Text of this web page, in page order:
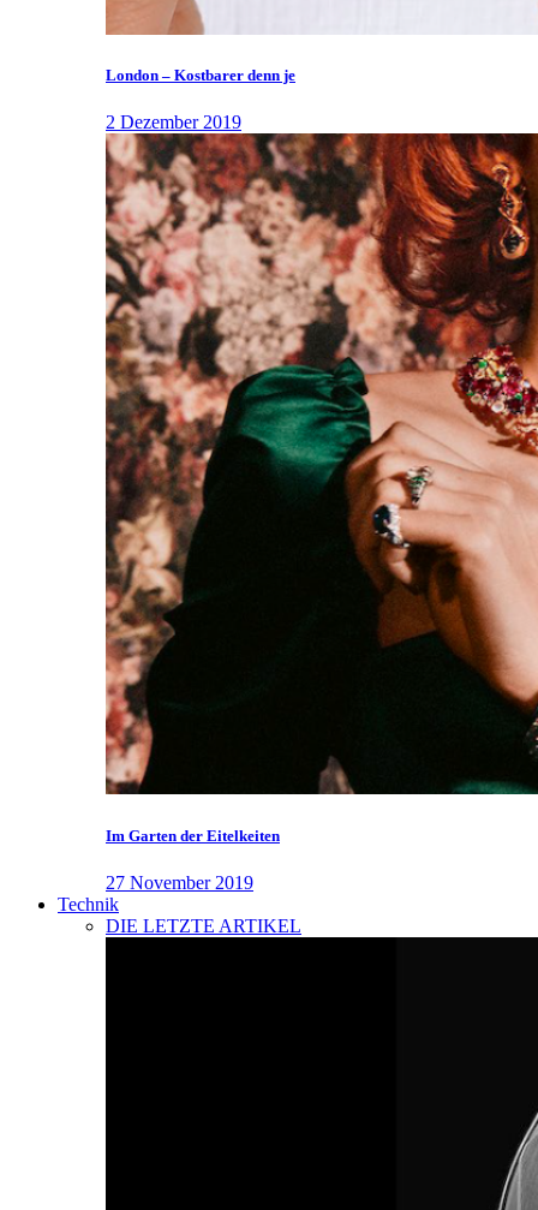
London – Kostbarer denn je
2 Dezember 2019
Im Garten der Eitelkeiten
27 November 2019
Technik
DIE LETZTE ARTIKEL